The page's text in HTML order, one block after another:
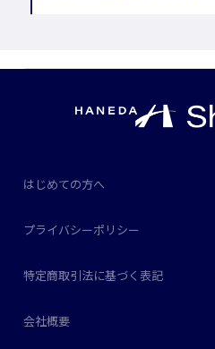
はじめての方へ
プライバシーポリシー
特定商取引法に基づく表記
会社概要